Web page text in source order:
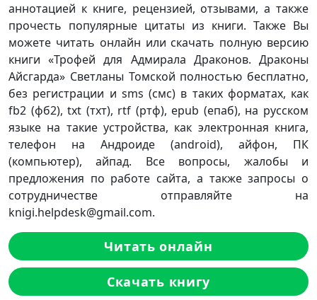
аннотацией к книге, рецензией, отзывами, а также
прочесть популярные цитаты из книги. Также Вы
можете читать онлайн или скачать полную версию
книги «Трофей для Адмирала Драконов. Драконы
Айсгарда» Светланы Томской полностью бесплатно,
без регистрации и sms (смс) в таких форматах, как
fb2 (фб2), txt (тхт), rtf (ртф), epub (епаб), на русском
языке на такие устройства, как электронная книга,
телефон на Андроиде (android), айфон, ПК
(компьютер), айпад. Все вопросы, жалобы и
предложения по работе сайта, а также запросы о
сотрудничестве отправляйте на
knigi.helpdesk@gmail.com.
Читать онлайн
Скачать книгу